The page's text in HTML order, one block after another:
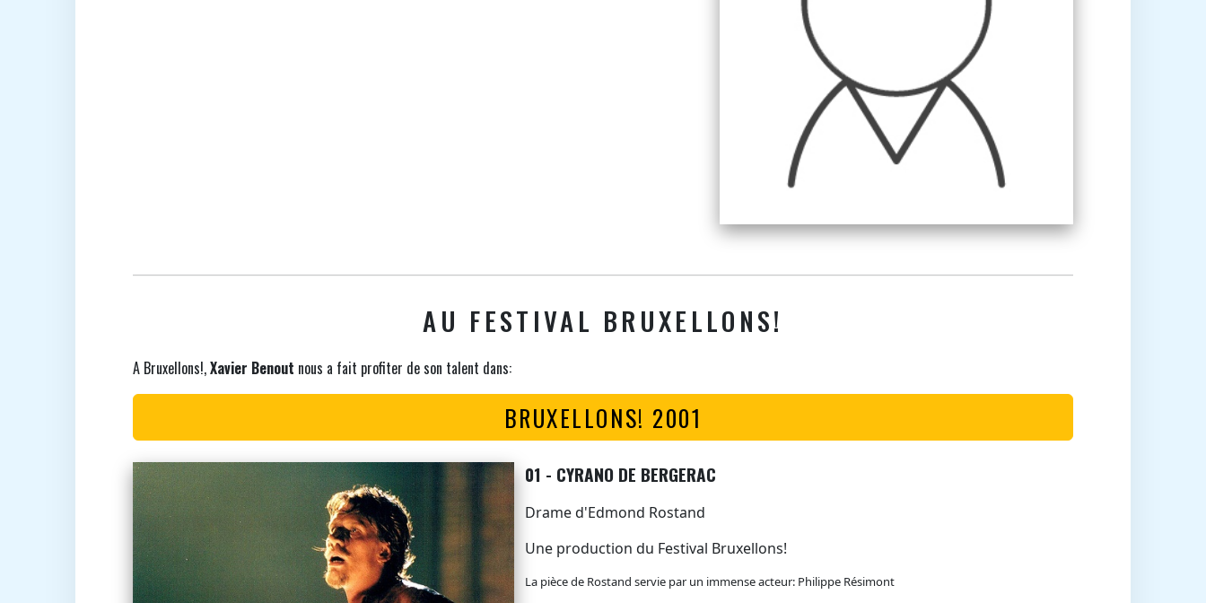
AU FESTIVAL BRUXELLONS!
A Bruxellons!,Xavier Benout nous a fait profiter de son talent dans:
BRUXELLONS! 2001
01 - CYRANO DE BERGERAC
Drame d'Edmond Rostand
Une production du Festival Bruxellons!
La pièce de Rostand servie par un immense acteur: Philippe Résimont